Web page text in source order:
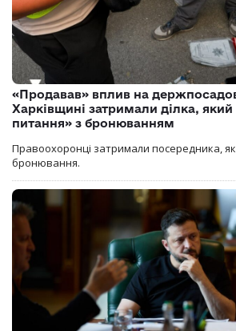
«Продавав» вплив на
Харківщині затримали ділка,
питання» з бронюванням
Правоохоронці затримали посередника,
бронювання.